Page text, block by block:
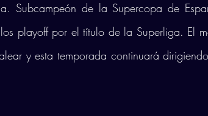
Subcampeón de la Supercopa de
playoff por el título de la Superliga. El
y esta temporada continuará